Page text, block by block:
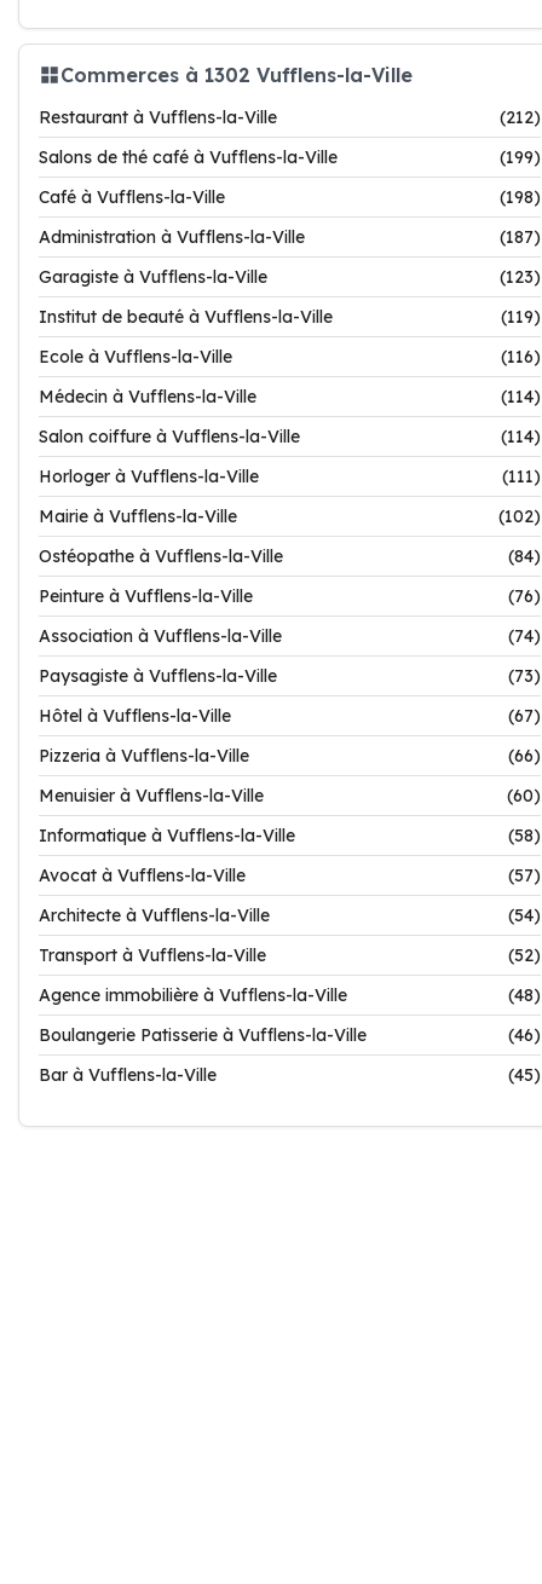
Commerces à 1302 Vufflens-la-Ville
Restaurant à Vufflens-la-Ville
(212)
Salons de thé café à Vufflens-la-Ville
(199)
Café à Vufflens-la-Ville
(198)
Administration à Vufflens-la-Ville
(187)
Garagiste à Vufflens-la-Ville
(123)
Institut de beauté à Vufflens-la-Ville
(119)
Ecole à Vufflens-la-Ville
(116)
Médecin à Vufflens-la-Ville
(114)
Salon coiffure à Vufflens-la-Ville
(114)
Horloger à Vufflens-la-Ville
(111)
Mairie à Vufflens-la-Ville
(102)
Ostéopathe à Vufflens-la-Ville
(84)
Peinture à Vufflens-la-Ville
(76)
Association à Vufflens-la-Ville
(74)
Paysagiste à Vufflens-la-Ville
(73)
Hôtel à Vufflens-la-Ville
(67)
Pizzeria à Vufflens-la-Ville
(66)
Menuisier à Vufflens-la-Ville
(60)
Informatique à Vufflens-la-Ville
(58)
Avocat à Vufflens-la-Ville
(57)
Architecte à Vufflens-la-Ville
(54)
Transport à Vufflens-la-Ville
(52)
Agence immobilière à Vufflens-la-Ville
(48)
Boulangerie Patisserie à Vufflens-la-Ville
(46)
Bar à Vufflens-la-Ville
(45)